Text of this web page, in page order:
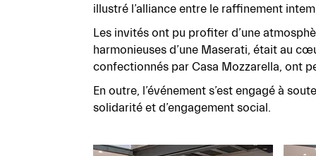
illustré l’alliance entre le raffinement
Les invités ont pu profiter d’une
harmonieuses d’une Maserati, était au
confectionnés par Casa Mozzarella, ont
En outre, l’événement s’est engagé à
solidarité et d’engagement social.